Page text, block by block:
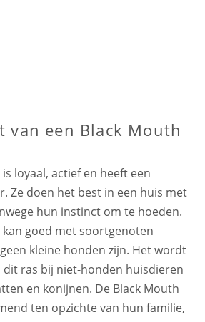
van een Black Mouth
loyaal, actief en heeft een
Ze doen het best in een huis met
hun instinct om te hoeden.
kan goed met soortgenoten
kleine honden zijn. Het wordt
ras bij niet-honden huisdieren
en konijnen. De Black Mouth
ten opzichte van hun familie,